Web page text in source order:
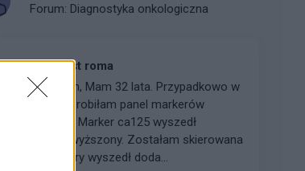
Forum: Diagnostyka onkologiczna
HE4, test roma
wszystkich, Mam 32 lata. Przypadkowo w
tego roku zrobiłam panel markerów
Marker ca125 wyszedł
podwyższony. Zostałam skierowana
test roma, ktory wyszedł doda...